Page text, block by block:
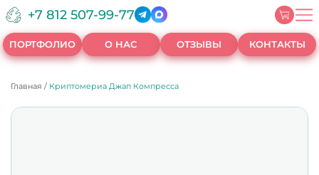
+7 812 507-99-77
ПОРТФОЛИО О НАС ОТЗЫВЫ КОНТАКТЫ
Главная / Криптомериа Джап Компресса